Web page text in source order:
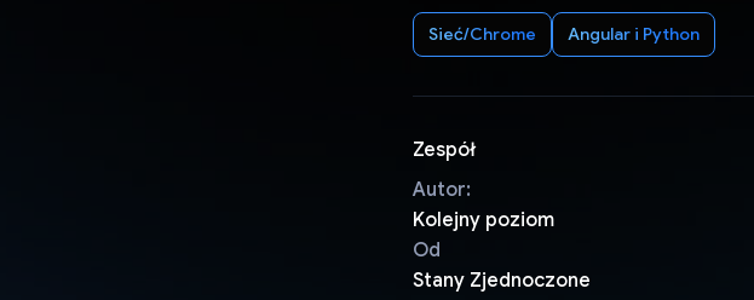
Sieć/Chrome Angular i Python
Zespół
Autor:
Kolejny poziom
Od
Stany Zjednoczone